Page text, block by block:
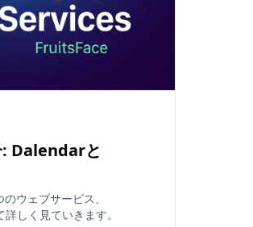
Dalendarと
ウェブサービス、
しく見ていきます。